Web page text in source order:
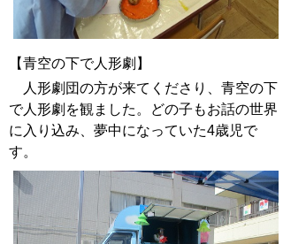
【青空の下で人形劇】
人形劇団の方が来てくださり、青空の下
で人形劇を観ました。どの子もお話の世界
に入り込み、夢中になっていた4歳児で
す。